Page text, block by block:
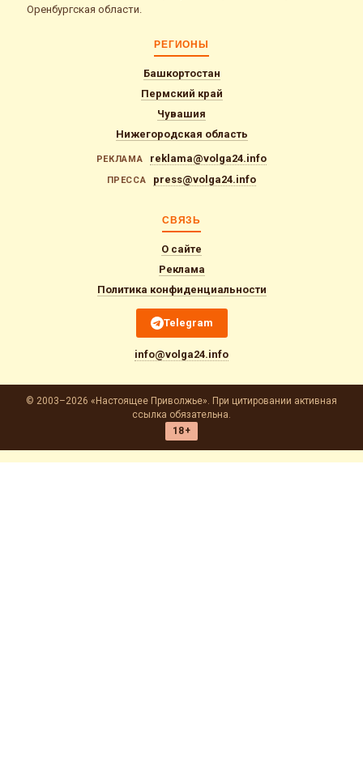
Оренбургская области.
РЕГИОНЫ
Башкортостан
Пермский край
Чувашия
Нижегородская область
РЕКЛАМА reklama@volga24.info
ПРЕССА press@volga24.info
СВЯЗЬ
О сайте
Реклама
Политика конфиденциальности
Telegram
info@volga24.info
© 2003–2026 «Настоящее Приволжье». При цитировании активная
ссылка обязательна.
18+